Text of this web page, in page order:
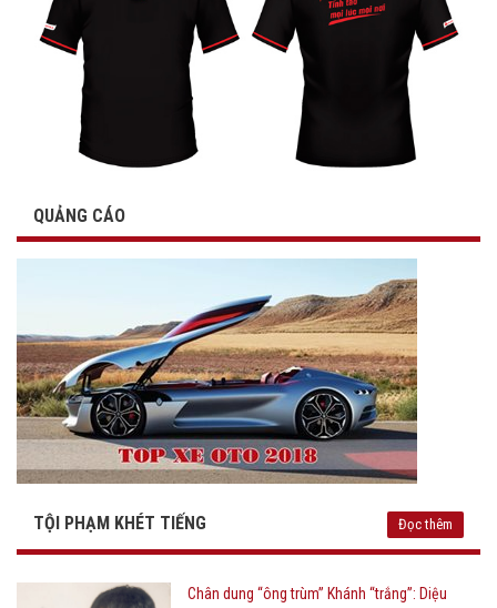
QUẢNG CÁO
TỘI PHẠM KHÉT TIẾNG Đọc thêm
Chân dung “ông trùm” Khánh “trắng”: Diệu